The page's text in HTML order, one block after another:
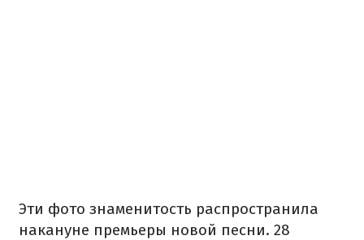
Эти фото знаменитость распространила
накануне премьеры новой песни. 28